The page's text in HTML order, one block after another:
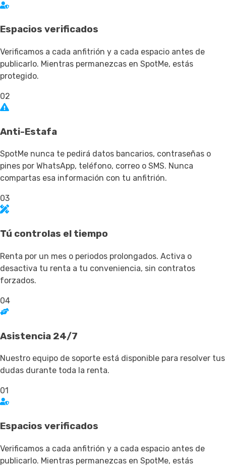
Espacios verificados
Verificamos a cada anfitrión y a cada espacio antes de
publicarlo. Mientras permanezcas en SpotMe, estás
protegido.
02
Anti-Estafa
SpotMe nunca te pedirá datos bancarios, contraseñas o
pines por WhatsApp, teléfono, correo o SMS. Nunca
compartas esa información con tu anfitrión.
03
Tú controlas el tiempo
Renta por un mes o periodos prolongados. Activa o
desactiva tu renta a tu conveniencia, sin contratos
forzados.
04
Asistencia 24/7
Nuestro equipo de soporte está disponible para resolver tus
dudas durante toda la renta.
01
Espacios verificados
Verificamos a cada anfitrión y a cada espacio antes de
publicarlo. Mientras permanezcas en SpotMe, estás